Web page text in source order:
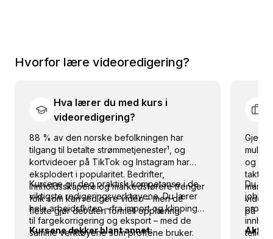
Hvorfor lære videoredigering?
Hva lærer du med kurs i
videoredigering?
88 % av den norske befolkningen har
tilgang til betalte strømmetjenester¹, og
kortvideoer på TikTok og Instagram har
eksplodert i popularitet. Bedrifter,
innholdsskapere og markedsførere trenger
folk som kan redigere video – men de
fleste gjør det uten formell opplæring.
Kursene gir deg praktisk kompetanse i de
viktigste redigeringsverktøyene. Du lærer
hele arbeidsflyten – fra import og klipping
til fargekorrigering og eksport – med de
samme verktøyene som proffene bruker.
Kursene dekker blant annet:
og
takt
på
Du
jobbe
teller